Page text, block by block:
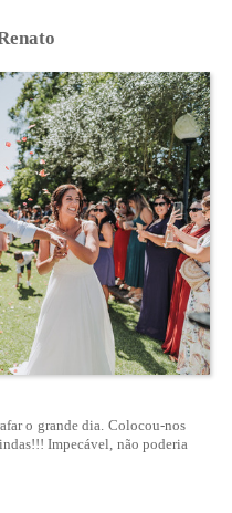
o grande dia. Colocou-nos
Impecável, não poderia